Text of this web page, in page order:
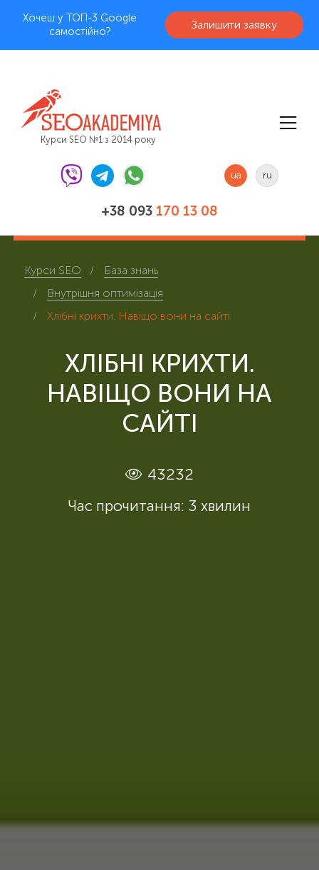
Хочеш у ТОП-3 Google
самостійно?
Залишити заявку
Курси SEO №1 з 2014 року
+38 093 170 13 08
ua ru
Курси SEO
База знань
Внутрішня оптимізація
Хлібні крихти. Навіщо вони на сайті
ХЛІБНІ КРИХТИ.
НАВІЩО ВОНИ НА
САЙТІ
43232
Час прочитання: 3 хвилин